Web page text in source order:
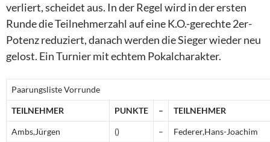
verliert, scheidet aus. In der Regel wird in der ersten
Runde die Teilnehmerzahl auf eine K.O.-gerechte 2er-
Potenz reduziert, danach werden die Sieger wieder neu
gelost. Ein Turnier mit echtem Pokalcharakter.
Paarungsliste Vorrunde
TEILNEHMER PUNKTE – TEILNEHMER
Ambs,Jürgen () – Federer,Hans-Joachim